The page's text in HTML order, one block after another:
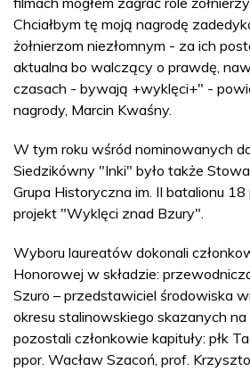
Chciałbym tę moją nagrodę
żołnierzom niezłomnym - za ich
aktualna bo walczący o prawdę,
czasach - bywają +wyklęci+" -
nagrody, Marcin Kwaśny.
W tym roku wśród nominowanych
Siedzikówny "Inki" było także
Grupa Historyczna im. II batalionu 18
projekt "Wyklęci znad Bzury".
Wyboru laureatów dokonali
Honorowej w składzie:
Szuro – przedstawiciel środowiska
okresu stalinowskiego skazanych na
pozostali członkowie kapituły: płk
ppor. Wacław Szacoń, prof.